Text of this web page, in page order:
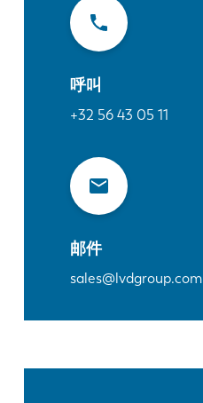
呼叫
+32 56 43 05 11
邮件
sales@lvdgroup.com
联系我们